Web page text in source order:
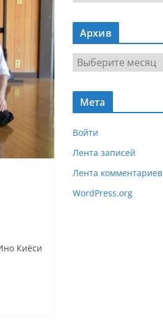
Киёси
а
в
г
я
Архив
р
х
Мета
Войти
Лента записей
Лента комментариев
WordPress.org